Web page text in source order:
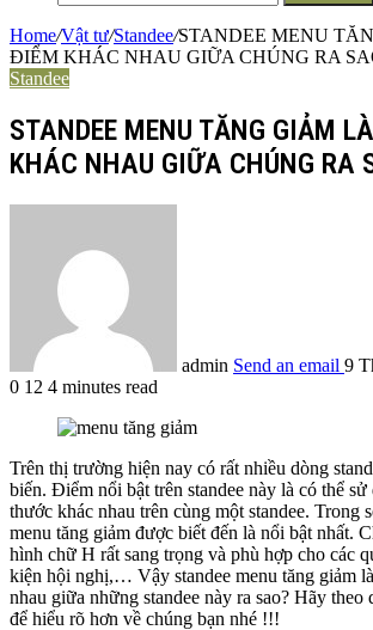
Home/Vật tư/Standee/STANDEE MENU
ĐIỂM KHÁC NHAU GIỮA CHÚNG RA
Standee
STANDEE MENU TĂNG GIẢM
KHÁC NHAU GIỮA CHÚNG RA
admin Send an email 9
0 12 4 minutes read
Trên thị trường hiện nay có rất nhiều dòng
biến. Điểm nổi bật trên standee này là có thể
thước khác nhau trên cùng một standee. Trong
menu tăng giảm được biết đến là nổi bật nhất.
hình chữ H rất sang trọng và phù hợp cho các
kiện hội nghị,… Vậy standee menu tăng giảm
nhau giữa những standee này ra sao? Hãy
để hiểu rõ hơn về chúng bạn nhé !!!